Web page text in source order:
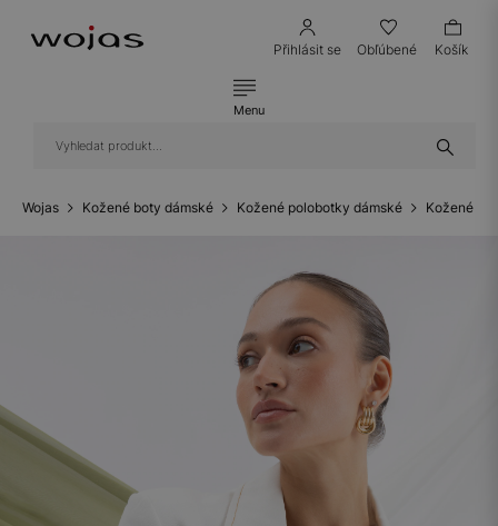
Přihlásit se Obľúbené Košík
Menu
Wojas Kožené boty dámské Kožené polobotky dámské Kožené